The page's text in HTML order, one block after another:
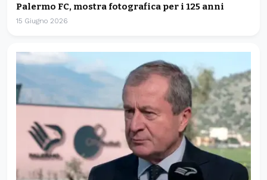
Palermo FC, mostra fotografica per i 125 anni
15 Giugno 2026